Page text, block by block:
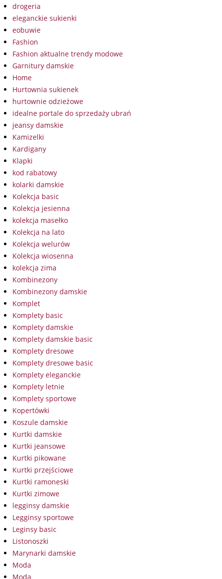
drogeria
eleganckie sukienki
eobuwie
Fashion
Fashion aktualne trendy modowe
Garnitury damskie
Home
Hurtownia sukienek
hurtownie odzieżowe
idealne portale do sprzedaży ubrań
jeansy damskie
Kamizelki
Kardigany
Klapki
kod rabatowy
kolarki damskie
Kolekcja basic
Kolekcja jesienna
kolekcja masełko
Kolekcja na lato
Kolekcja welurów
Kolekcja wiosenna
kolekcja zima
Kombinezony
Kombinezony damskie
Komplet
Komplety basic
Komplety damskie
Komplety damskie basic
Komplety dresowe
Komplety dresowe basic
Komplety eleganckie
Komplety letnie
Komplety sportowe
Kopertówki
Koszule damskie
Kurtki damskie
Kurtki jeansowe
Kurtki pikowane
Kurtki przejściowe
Kurtki ramoneski
Kurtki zimowe
legginsy damskie
Legginsy sportowe
Leginsy basic
Listonoszki
Marynarki damskie
Moda
Moda